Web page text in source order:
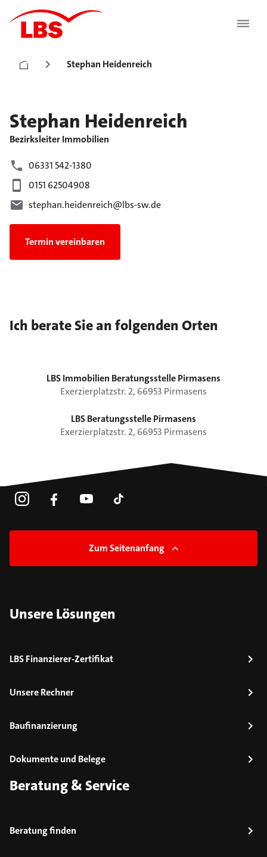
Stephan Heidenreich
Stephan Heidenreich
Bezirksleiter Immobilien
06331 542-1380
0151 62504908
stephan.heidenreich@lbs-sw.de
Termin vereinbaren
Ich berate Sie an folgenden Orten
LBS Immobilien Beratungsstelle Pirmasens
Exerzierplatzstr. 2, 66953 Pirmasens
LBS Beratungsstelle Pirmasens
Exerzierplatzstr. 2, 66953 Pirmasens
Zum Seitenanfang
Unsere Lösungen
LBS Finanzierer-Zertifikat
Unsere Rechner
Baufinanzierung
Dokumente und Belege
Beratung & Service
Beratung finden